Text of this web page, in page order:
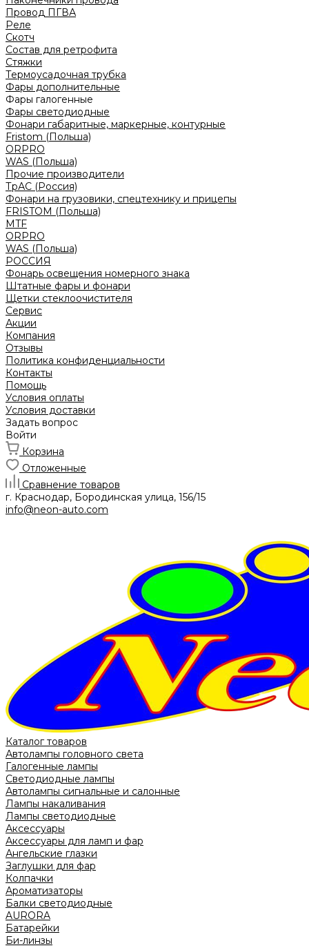
Провод ПГВА
Реле
Скотч
Состав для ретрофита
Стяжки
Термоусадочная трубка
Фары дополнительные
Фары галогенные
Фары светодиодные
Фонари габаритные, маркерные, контурные
Fristom (Польша)
ORPRO
WAS (Польша)
Прочие производители
ТрАС (Россия)
Фонари на грузовики, спецтехнику и прицепы
FRISTOM (Польша)
MTF
ORPRO
WAS (Польша)
РОССИЯ
Фонарь освещения номерного знака
Штатные фары и фонари
Щетки стеклоочистителя
Сервис
Акции
Компания
Отзывы
Политика конфиденциальности
Контакты
Помощь
Условия оплаты
Условия доставки
Задать вопрос
Войти
Корзина
Отложенные
Сравнение товаров
г. Краснодар, Бородинская улица, 156/15
info@neon-auto.com
Каталог товаров
Автолампы головного света
Галогенные лампы
Светодиодные лампы
Автолампы сигнальные и салонные
Лампы накаливания
Лампы светодиодные
Аксессуары
Аксессуары для ламп и фар
Ангельские глазки
Заглушки для фар
Колпачки
Ароматизаторы
Балки светодиодные
AURORA
Батарейки
Би-линзы